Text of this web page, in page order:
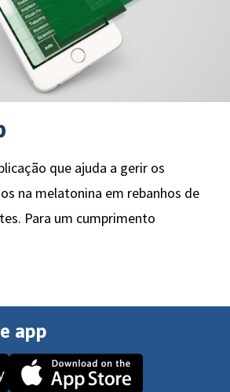
que ajuda a gerir os
na melatonina em rebanhos de
Para um cumprimento
app